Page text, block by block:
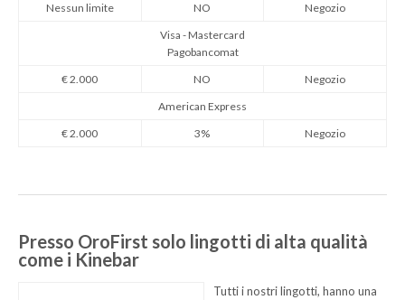
Presso OroFirst solo lingotti di alta qualità
come i Kinebar
Tutti i nostri lingotti, hanno una
Nessun limite NO
Negozio
Visa - Mastercard
Pagobancomat
€ 2.000
NO
Negozio
American Express
€ 2.000
3% Negozio